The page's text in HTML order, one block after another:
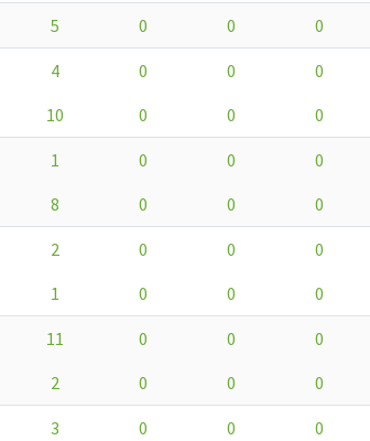
5 0 0 0
4 0 0 0
10 0 0 0
1 0 0 0
8 0 0 0
2 0 0 0
1 0 0 0
11 0 0 0
2 0 0 0
3 0 0 0